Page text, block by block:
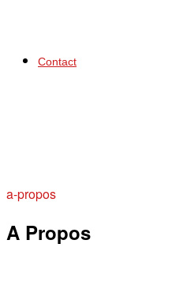
Contact
a-propos
A Propos